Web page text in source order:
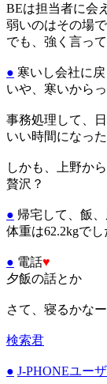
BEは担当者に会
弱いのはその場
でも、強く言っ
● 寒いし会社に戻
いや、寒いから
事務処理して、
いい時間になっ
しかも、上野か
贅沢？
● 帰宅して、飯
体重は62.2kgでし
● 電話♥
夕飯の話とか
さて、寝るかなー
検索君
● J-PHONEユー